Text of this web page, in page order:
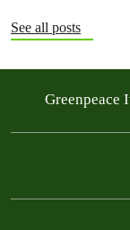
See all posts
Greenpeace